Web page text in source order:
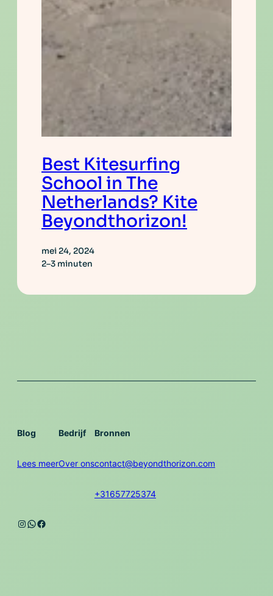
Best Kitesurfing
School in The
Netherlands? Kite
Beyondthorizon!
mei 24, 2024
2–3 minuten
Blog
Lees meer
Bedrijf
Over ons
Bronnen
contact@beyondthorizon.com
+31657725374
Instagram
WhatsApp
Facebook